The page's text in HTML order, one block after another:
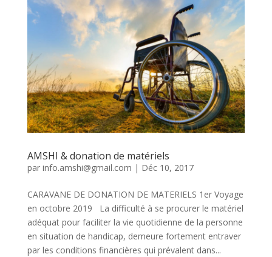
AMSHI & donation de matériels
par info.amshi@gmail.com | Déc 10, 2017
CARAVANE DE DONATION DE MATERIELS 1er Voyage
en octobre 2019 La difficulté à se procurer le matériel
adéquat pour faciliter la vie quotidienne de la personne
en situation de handicap, demeure fortement entraver
par les conditions financières qui prévalent dans...